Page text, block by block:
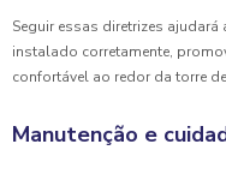
Seguir essas diretrizes
instalado corretamente,
confortável ao redor da torre
Manutenção e